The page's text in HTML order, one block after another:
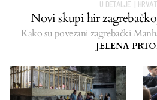
U DETALJE
Novi skupi hir
Kako su povezani zagrebački
JELENA